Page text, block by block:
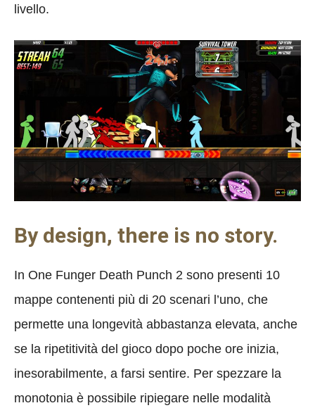
livello.
By design, there is no story.
In One Funger Death Punch 2 sono presenti 10
mappe contenenti più di 20 scenari l’uno, che
permette una longevità abbastanza elevata, anche
se la ripetitività del gioco dopo poche ore inizia,
inesorabilmente, a farsi sentire. Per spezzare la
monotonia è possibile ripiegare nelle modalità